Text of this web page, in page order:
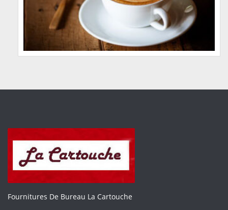
Fournitures De Bureau La Cartouche